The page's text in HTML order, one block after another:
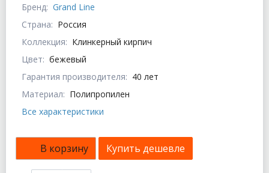
Бренд: Grand Line
Страна: Россия
Коллекция: Клинкерный кирпич
Цвет: бежевый
Гарантия производителя: 40 лет
Материал: Полипропилен
Все характеристики
В корзину Купить дешевле